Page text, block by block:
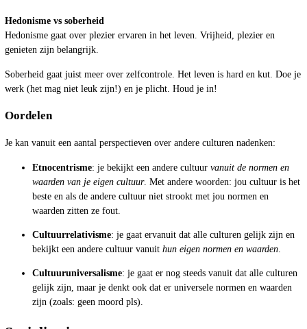
Hedonisme vs soberheid
Hedonisme gaat over plezier ervaren in het leven. Vrijheid, plezier en
genieten zijn belangrijk.
Soberheid gaat juist meer over zelfcontrole. Het leven is hard en kut. Doe je
werk (het mag niet leuk zijn!) en je plicht. Houd je in!
Oordelen
Je kan vanuit een aantal perspectieven over andere culturen nadenken:
Etnocentrisme: je bekijkt een andere cultuur vanuit de normen en
waarden van je eigen cultuur. Met andere woorden: jou cultuur is het
beste en als de andere cultuur niet strookt met jou normen en
waarden zitten ze fout.
Cultuurrelativisme: je gaat ervanuit dat alle culturen gelijk zijn en
bekijkt een andere cultuur vanuit hun eigen normen en waarden
Cultuuruniversalisme: je gaat er nog steeds vanuit dat alle culturen
gelijk zijn, maar je denkt ook dat er universele normen en waarden
zijn (zoals: geen moord pls).